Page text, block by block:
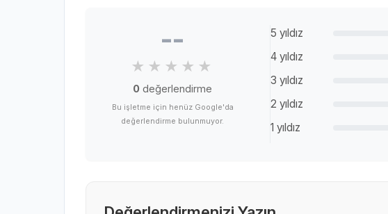
--
0 değerlendirme
Bu işletme için henüz Google'da
değerlendirme bulunmuyor.
5 yıldız
4 yıldız
3 yıldız
2 yıldız
1 yıldız